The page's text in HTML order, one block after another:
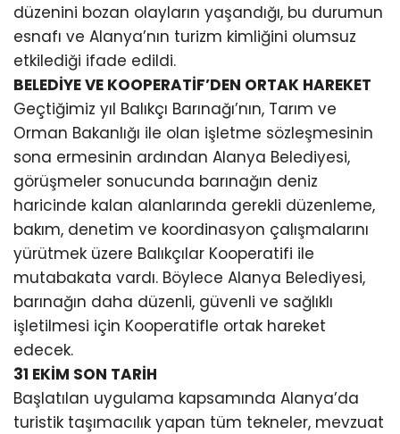
düzenini bozan olayların yaşandığı, bu durumun
esnafı ve Alanya’nın turizm kimliğini olumsuz
etkilediği ifade edildi.
BELEDİYE VE KOOPERATİF’DEN ORTAK HAREKET
Geçtiğimiz yıl Balıkçı Barınağı’nın, Tarım ve
Orman Bakanlığı ile olan işletme sözleşmesinin
sona ermesinin ardından Alanya Belediyesi,
görüşmeler sonucunda barınağın deniz
haricinde kalan alanlarında gerekli düzenleme,
bakım, denetim ve koordinasyon çalışmalarını
yürütmek üzere Balıkçılar Kooperatifi ile
mutabakata vardı. Böylece Alanya Belediyesi,
barınağın daha düzenli, güvenli ve sağlıklı
işletilmesi için Kooperatifle ortak hareket
edecek.
31 EKİM SON TARİH
Başlatılan uygulama kapsamında Alanya’da
turistik taşımacılık yapan tüm tekneler, mevzuat